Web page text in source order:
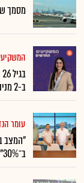
מסמך
ב-2 מניות
עומר
"המצב
ב־30%"